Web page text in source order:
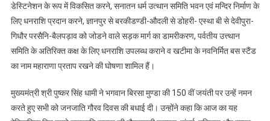
डेस्टिनेशन के रूप में विकसित करने, सनातन धर्म उत्थान समिति भवन एवं मन्दिर निर्माण के
लिए धनराशि प्रदान करने, ज्ञानपुर से बरकीडण्डी-औदली से डोहरी- एस्था बी से देवीपुरा-
गिधौर परसैनि-बैलपड़ाव को जोडने वाले सड़क मार्ग का डामरीकरण, पर्वतीय उत्त्थान
समिति के अतिरिक्त कक्ष के लिए धनराशि उपलब्ध कराने व खटीमा के नवनिर्मित बस स्टैंड
का नाम महाराणा प्रताप रखने की घोषणा शामिल हैं।
मुख्यमंत्री श्री पुष्कर सिंह धामी ने भगवान बिरसा मुण्डा की 150 वीं जयंती पर उन्हें नमन
करते हुए सभी को जनजाति गौरव दिवस की बधाई दी। उन्होंने कहा कि आज का यह